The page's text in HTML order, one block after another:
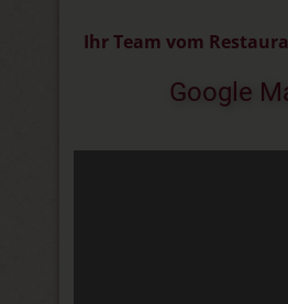
Ihr Team vom
Google